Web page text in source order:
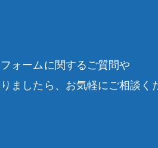
ォームに関するご質問や
ましたら、お気軽にご相談く